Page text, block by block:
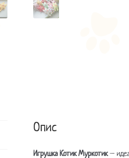
Опис
Игрушка Котик Муркотик–